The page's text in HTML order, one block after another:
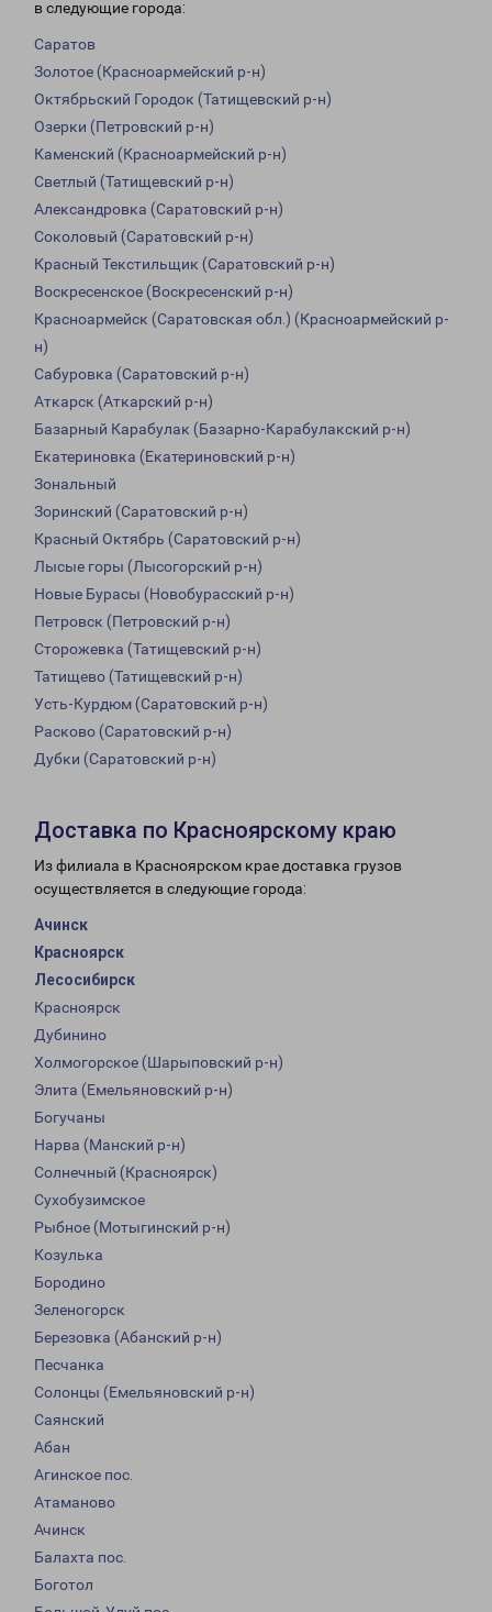
в следующие города:
Саратов
Золотое (Красноармейский р-н)
Октябрьский Городок (Татищевский р-н)
Озерки (Петровский р-н)
Каменский (Красноармейский р-н)
Светлый (Татищевский р-н)
Александровка (Саратовский р-н)
Соколовый (Саратовский р-н)
Красный Текстильщик (Саратовский р-н)
Воскресенское (Воскресенский р-н)
Красноармейск (Саратовская обл.) (Красноармейский р-
н)
Сабуровка (Саратовский р-н)
Аткарск (Аткарский р-н)
Базарный Карабулак (Базарно-Карабулакский р-н)
Екатериновка (Екатериновский р-н)
Зональный
Зоринский (Саратовский р-н)
Красный Октябрь (Саратовский р-н)
Лысые горы (Лысогорский р-н)
Новые Бурасы (Новобурасский р-н)
Петровск (Петровский р-н)
Сторожевка (Татищевский р-н)
Татищево (Татищевский р-н)
Усть-Курдюм (Саратовский р-н)
Расково (Саратовский р-н)
Дубки (Саратовский р-н)
Доставка по Красноярскому краю
Из филиала в Красноярском крае доставка грузов
осуществляется в следующие города:
Ачинск
Красноярск
Лесосибирск
Красноярск
Дубинино
Холмогорское (Шарыповский р-н)
Элита (Емельяновский р-н)
Богучаны
Нарва (Манский р-н)
Солнечный (Красноярск)
Сухобузимское
Рыбное (Мотыгинский р-н)
Козулька
Бородино
Зеленогорск
Березовка (Абанский р-н)
Песчанка
Солонцы (Емельяновский р-н)
Саянский
Абан
Агинское пос.
Атаманово
Ачинск
Балахта пос.
Боготол